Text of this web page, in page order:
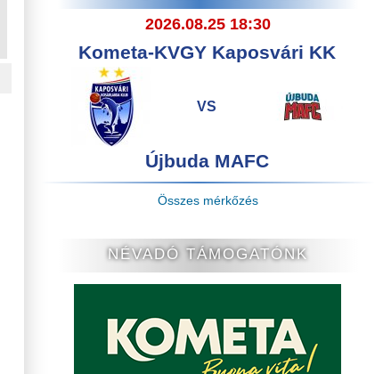
2026.08.25 18:30
Kometa-KVGY Kaposvári KK
VS
Újbuda MAFC
Összes mérkőzés
NÉVADÓ TÁMOGATÓNK